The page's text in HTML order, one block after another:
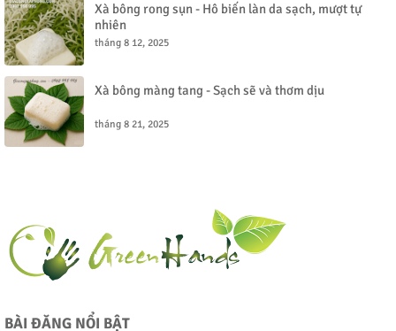
Xà bông rong sụn - Hô biến làn da sạch, mượt tự
nhiên
tháng 8 12, 2025
Xà bông màng tang - Sạch sẽ và thơm dịu
tháng 8 21, 2025
BÀI ĐĂNG NỔI BẬT